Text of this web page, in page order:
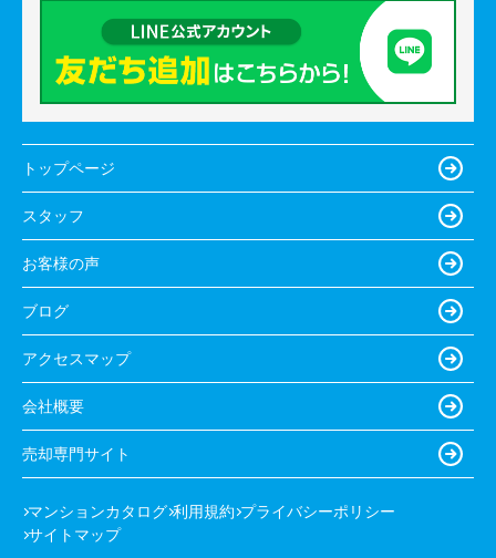
トップページ
スタッフ
お客様の声
ブログ
アクセスマップ
会社概要
売却専門サイト
マンションカタログ 利用規約 プライバシーポリシー
サイトマップ